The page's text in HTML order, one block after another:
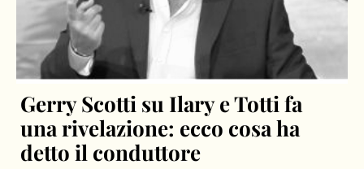
Gerry Scotti su Ilary e Totti fa
una rivelazione: ecco cosa ha
detto il conduttore